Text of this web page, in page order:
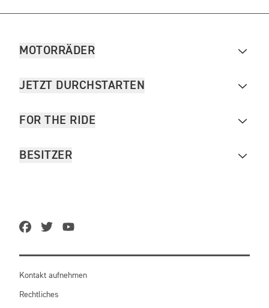
MOTORRÄDER
JETZT DURCHSTARTEN
FOR THE RIDE
BESITZER
Kontakt aufnehmen
Rechtliches